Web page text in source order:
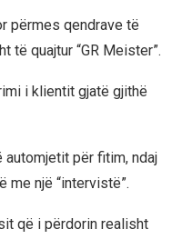
përmes qendrave të
quajtur “GR Meister”.
i klientit gjatë gjithë
për fitim, ndaj
një “intervistë”.
që i përdorin realisht